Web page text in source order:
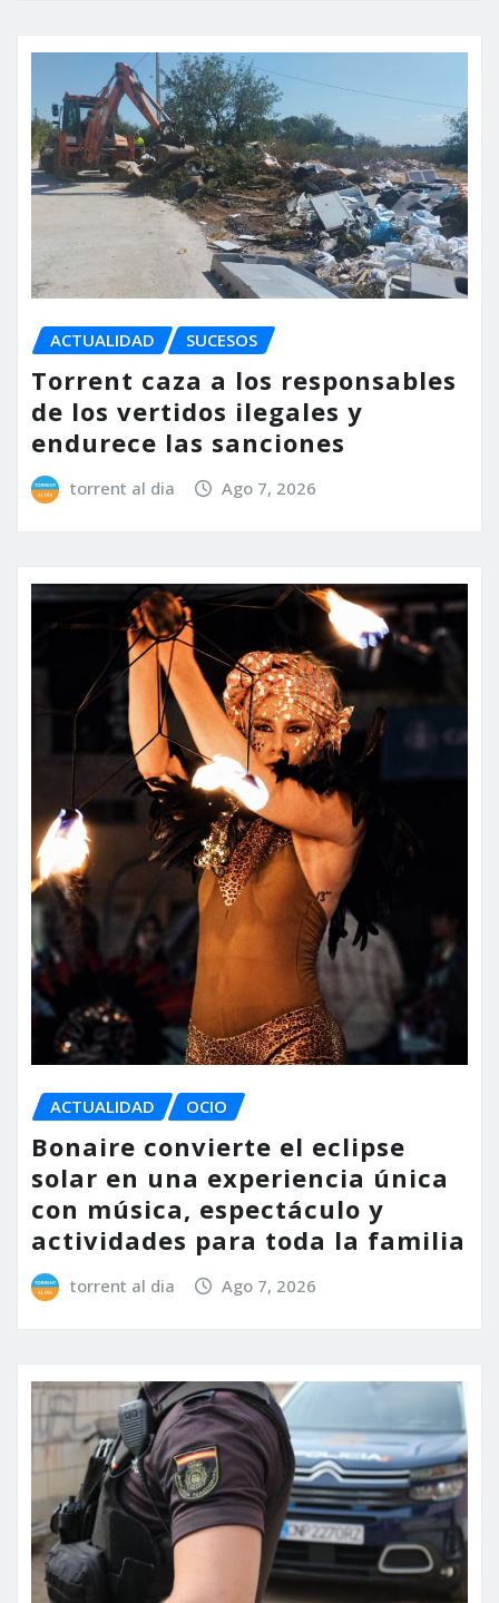
ACTUALIDAD SUCESOS
Torrent caza a los responsables
de los vertidos ilegales y
endurece las sanciones
torrent al dia Ago 7, 2026
ACTUALIDAD OCIO
Bonaire convierte el eclipse
solar en una experiencia única
con música, espectáculo y
actividades para toda la familia
torrent al dia Ago 7, 2026